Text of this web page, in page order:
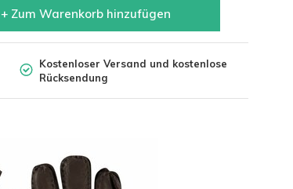
+ Zum Warenkorb hinzufügen
Kostenloser Versand und kostenlose
Rücksendung